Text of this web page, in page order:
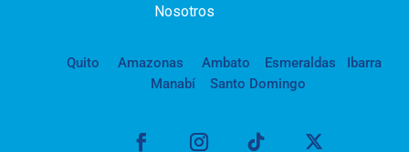
Nosotros
Quito Amazonas Ambato Esmeraldas
Ibarra
Manabí
Santo Domingo